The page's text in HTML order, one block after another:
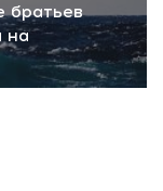
братьев
на